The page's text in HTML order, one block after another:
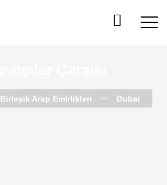
Birleşik Arap Emirlikleri Dubai